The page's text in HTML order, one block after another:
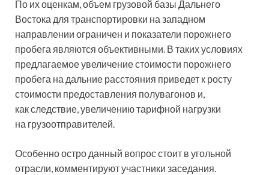
По их оценкам, объем грузовой базы Дальнего
Востока для транспортировки на западном
направлении ограничен и показатели порожнего
пробега являются объективными. В таких условиях
предлагаемое увеличение стоимости порожнего
пробега на дальние расстояния приведет к росту
стоимости предоставления полувагонов и,
как следствие, увеличению тарифной нагрузки
на грузоотправителей.
Особенно остро данный вопрос стоит в угольной
отрасли, комментируют участники заседания.